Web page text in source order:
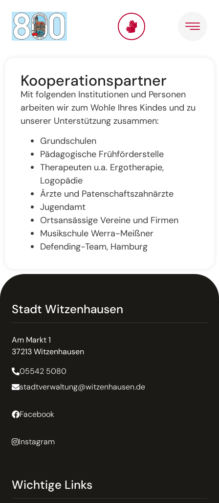
springen
Kooperationspartner
Mit folgenden Institutionen und Personen
arbeiten wir zum Wohle Ihres Kindes und zu
unserer Unterstützung zusammen:
Grundschulen
Pädagogische Frühförderstelle
Therapeuten u.a. Ergotherapie,
Logopädie
Ärzte und Patenschaftszahnärzte
Jugendamt
Ortsansässige Vereine und Firmen
Musikschule Werra-Meißner
Defending-Team, Hamburg
Stadt Witzenhausen
Am Markt 1
37213 Witzenhausen
05542 5080
stadtverwaltung@witzenhausen.de
Facebook
Instagram
Wichtige Links